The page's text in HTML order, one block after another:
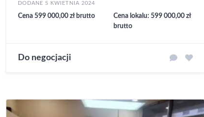
DODANE 5 KWIETNIA 2024
Cena 599 000,00 zł brutto
Cena lokalu: 599 000,00 zł
brutto
Do negocjacji